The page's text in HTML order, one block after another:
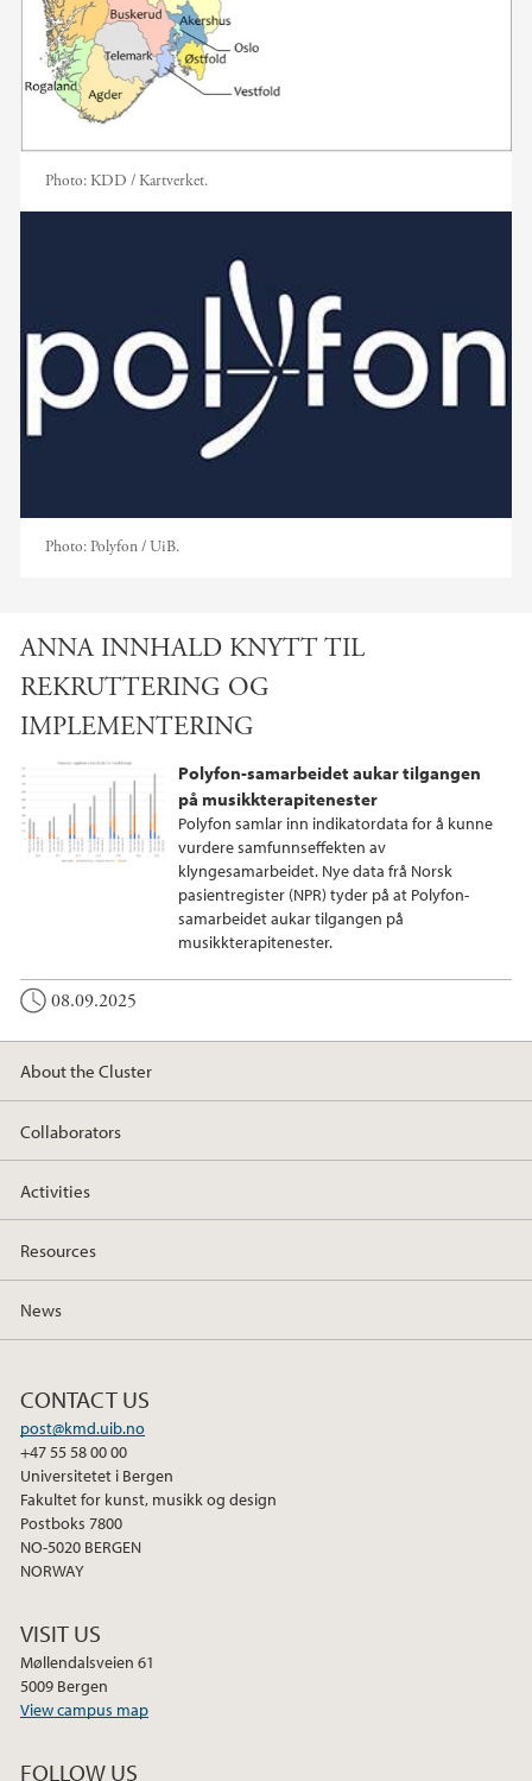
Photo: KDD / Kartverket.
Photo: Polyfon / UiB.
ANNA INNHALD KNYTT TIL
REKRUTTERING OG
IMPLEMENTERING
Polyfon-samarbeidet aukar tilgangen
på musikkterapitenester
Polyfon samlar inn indikatordata for å kunne
vurdere samfunnseffekten av
klyngesamarbeidet. Nye data frå Norsk
pasientregister (NPR) tyder på at Polyfon-
samarbeidet aukar tilgangen på
musikkterapitenester.
08.09.2025
About the Cluster
Collaborators
Activities
Resources
News
CONTACT US
post@kmd.uib.no
+47 55 58 00 00
Universitetet i Bergen
Fakultet for kunst, musikk og design
Postboks 7800
NO-5020 BERGEN
NORWAY
VISIT US
Møllendalsveien 61
5009 Bergen
View campus map
FOLLOW US